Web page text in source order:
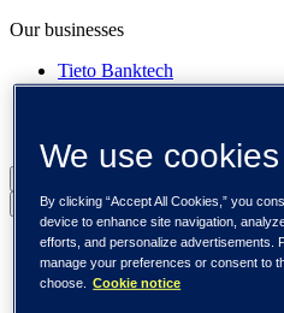
Our businesses
Tieto Banktech
Tieto Caretech
Back to menu
Global (English)
DACH (Deutsch)
Spania / Iberia (español)
We use cookies
By clicking “Accept All Cookies,” you
device to enhance site navigation,
efforts, and personalize advertisements.
manage your preferences or consent to
choose.
Cookie notice